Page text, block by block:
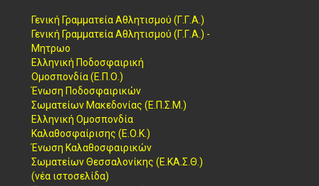
Γενική Γραμματεία Αθλητισμού (Γ.Γ.Α.)
Γενική Γραμματεία Αθλητισμού (Γ.Γ.Α.) -
Μητρωο
Ελληνική Ποδοσφαιρική
Ομοσπονδία (Ε.Π.Ο.)
Ένωση Ποδοσφαιρικών
Σωματείων Μακεδονίας (Ε.Π.Σ.Μ.)
Ελληνική Ομοσπονδία
Καλαθοσφαίρισης (Ε.Ο.Κ.)
Ένωση Καλαθοσφαιρικών
Σωματείων Θεσσαλονίκης (Ε.ΚΑ.Σ.Θ.)
(νέα ιστοσελίδα)